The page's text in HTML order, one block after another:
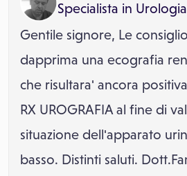
Specialista in Urologia
Gentile signore, Le
dapprima una ecografia
che risultara' ancora
RX UROGRAFIA al fine di
situazione dell'apparato
basso. Distinti saluti.